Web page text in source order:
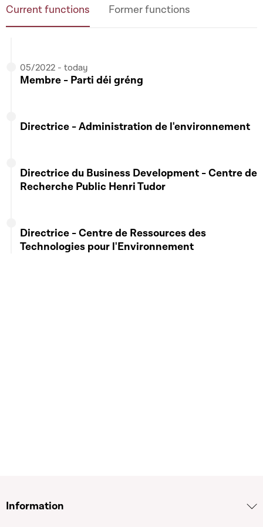
Solidarités, du Vivre ensemble, de l'Accueil, de
22/01/2024 - today
Membre - Groupe interparlementaire du
Current functions Former functions
05/2022 - today
Membre - Parti déi gréng
Directrice - Administration de l'environnement
Directrice du Business Development - Centre de
Recherche Public Henri Tudor
Directrice - Centre de Ressources des
Technologies pour l'Environnement
Information